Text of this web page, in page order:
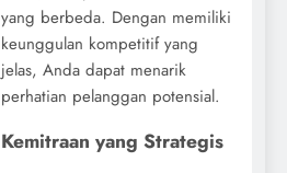
yang berbeda. Dengan memiliki
keunggulan kompetitif yang
jelas, Anda dapat menarik
perhatian pelanggan potensial.
Kemitraan yang Strategis